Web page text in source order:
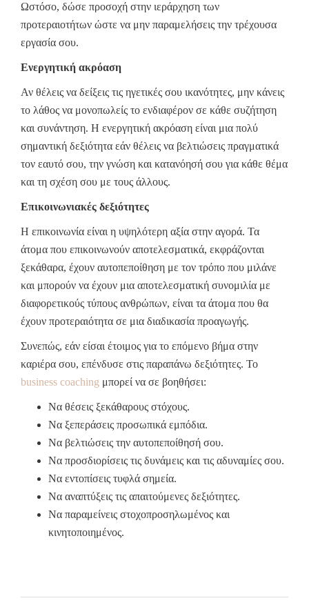
Ωστόσο, δώσε προσοχή στην ιεράρχηση των
προτεραιοτήτων ώστε να μην παραμελήσεις την τρέχουσα
εργασία σου.
Ενεργητική ακρόαση
Αν θέλεις να δείξεις τις ηγετικές σου ικανότητες, μην κάνεις
το λάθος να μονοπωλείς το ενδιαφέρον σε κάθε συζήτηση
και συνάντηση. Η ενεργητική ακρόαση είναι μια πολύ
σημαντική δεξιότητα εάν θέλεις να βελτιώσεις πραγματικά
τον εαυτό σου, την γνώση και κατανόησή σου για κάθε θέμα
και τη σχέση σου με τους άλλους.
Επικοινωνιακές δεξιότητες
Η επικοινωνία είναι η υψηλότερη αξία στην αγορά. Τα
άτομα που επικοινωνούν αποτελεσματικά, εκφράζονται
ξεκάθαρα, έχουν αυτοπεποίθηση με τον τρόπο που μιλάνε
και μπορούν να έχουν μια αποτελεσματική συνομιλία με
διαφορετικούς τύπους ανθρώπων, είναι τα άτομα που θα
έχουν προτεραιότητα σε μια διαδικασία προαγωγής.
Συνεπώς, εάν είσαι έτοιμος για το επόμενο βήμα στην
καριέρα σου, επένδυσε στις παραπάνω δεξιότητες. Το
business coaching μπορεί να σε βοηθήσει:
Να θέσεις ξεκάθαρους στόχους.
Να ξεπεράσεις προσωπικά εμπόδια.
Να βελτιώσεις την αυτοπεποίθησή σου.
Να προσδιορίσεις τις δυνάμεις και τις αδυναμίες σου.
Να εντοπίσεις τυφλά σημεία.
Να αναπτύξεις τις απαιτούμενες δεξιότητες.
Να παραμείνεις στοχοπροσηλωμένος και
κινητοποιημένος.